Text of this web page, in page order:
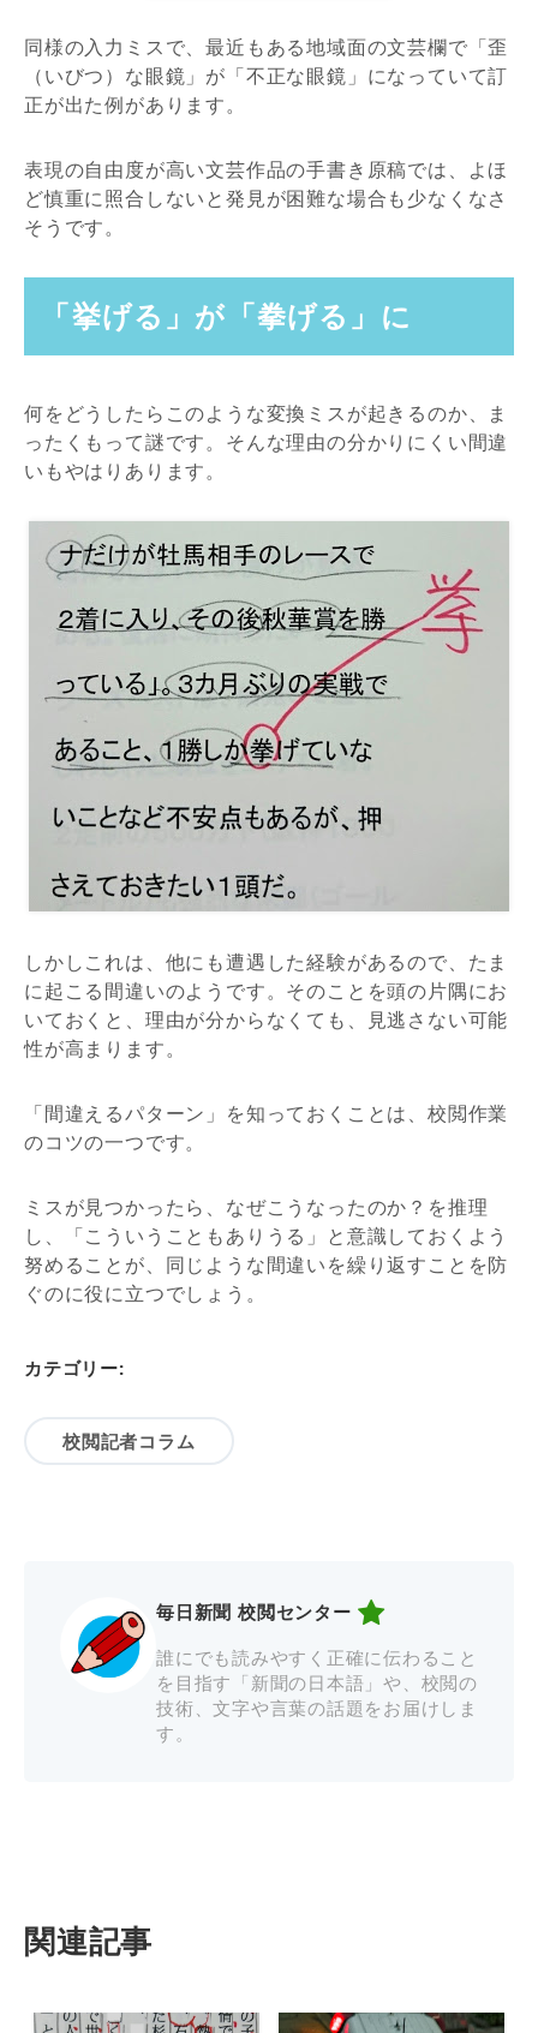
同様の入力ミスで、最近もある地域面の文芸欄で「歪
（いびつ）な眼鏡」が「不正な眼鏡」になっていて訂
正が出た例があります。
表現の自由度が高い文芸作品の手書き原稿では、よほ
ど慎重に照合しないと発見が困難な場合も少なくなさ
そうです。
「挙げる」が「拳げる」に
何をどうしたらこのような変換ミスが起きるのか、ま
ったくもって謎です。そんな理由の分かりにくい間違
いもやはりあります。
しかしこれは、他にも遭遇した経験があるので、たま
に起こる間違いのようです。そのことを頭の片隅にお
いておくと、理由が分からなくても、見逃さない可能
性が高まります。
「間違えるパターン」を知っておくことは、校閲作業
のコツの一つです。
ミスが見つかったら、なぜこうなったのか？を推理
し、「こういうこともありうる」と意識しておくよう
努めることが、同じような間違いを繰り返すことを防
ぐのに役に立つでしょう。
カテゴリー:
校閲記者コラム
毎日新聞 校閲センター
誰にでも読みやすく正確に伝わること
を目指す「新聞の日本語」や、校閲の
技術、文字や言葉の話題をお届けしま
す。
関連記事